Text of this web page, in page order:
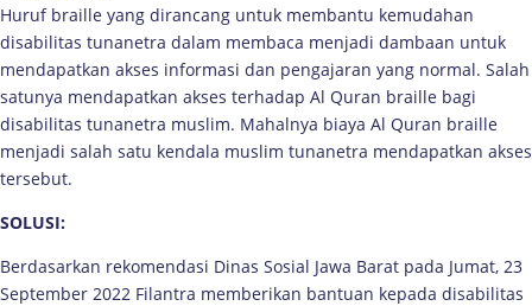
Huruf braille yang dirancang untuk membantu kemudahan
disabilitas tunanetra dalam membaca menjadi dambaan untuk
mendapatkan akses informasi dan pengajaran yang normal. Salah
satunya mendapatkan akses terhadap Al Quran braille bagi
disabilitas tunanetra muslim. Mahalnya biaya Al Quran braille
menjadi salah satu kendala muslim tunanetra mendapatkan akses
tersebut.
SOLUSI:
Berdasarkan rekomendasi Dinas Sosial Jawa Barat pada Jumat, 23
September 2022 Filantra memberikan bantuan kepada disabilitas